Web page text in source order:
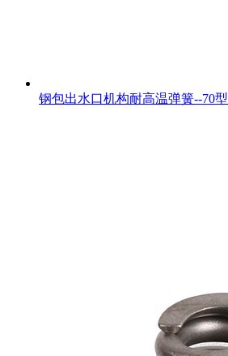
钢包出水口机构耐高温弹簧--70型